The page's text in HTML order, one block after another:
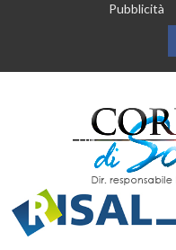
Pubblicità